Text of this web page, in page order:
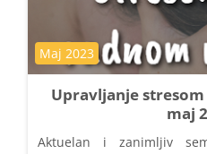
Upravljanje
maj
Kategorija kursa
Maj 2023
Aktuelan i zanimljiv